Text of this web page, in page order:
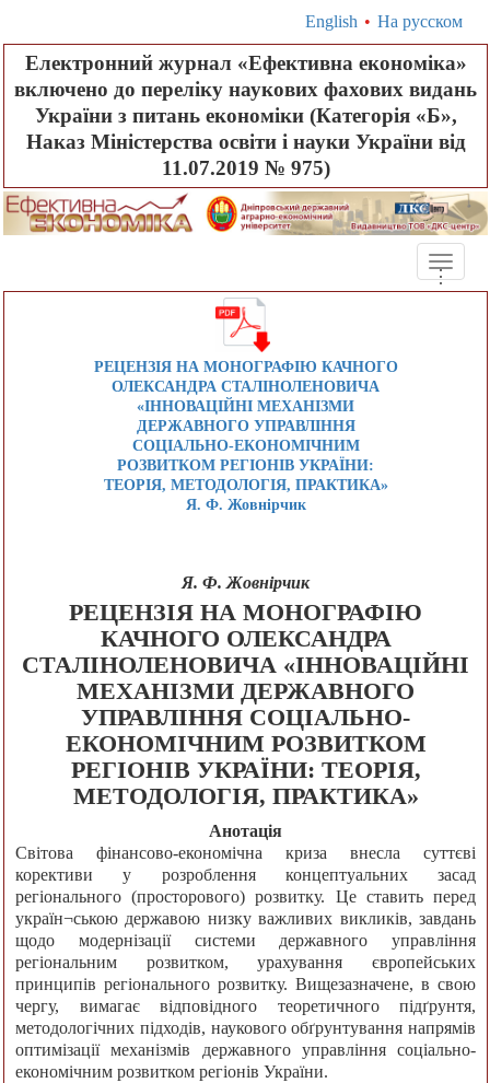
English • На русском
Електронний журнал «Ефективна економіка»
включено до переліку наукових фахових видань
України з питань економіки (Категорія «Б»,
Наказ Міністерства освіти і науки України від
11.07.2019 № 975)
Toggle
...
РЕЦЕНЗІЯ НА МОНОГРАФІЮ КАЧНОГО
ОЛЕКСАНДРА СТАЛІНОЛЕНОВИЧА
«ІННОВАЦІЙНІ МЕХАНІЗМИ
ДЕРЖАВНОГО УПРАВЛІННЯ
СОЦІАЛЬНО-ЕКОНОМІЧНИМ
РОЗВИТКОМ РЕГІОНІВ УКРАЇНИ:
ТЕОРІЯ, МЕТОДОЛОГІЯ, ПРАКТИКА»
Я. Ф. Жовнірчик
Я. Ф. Жовнірчик
РЕЦЕНЗІЯ НА МОНОГРАФІЮ
КАЧНОГО ОЛЕКСАНДРА
СТАЛІНОЛЕНОВИЧА «ІННОВАЦІЙНІ
МЕХАНІЗМИ ДЕРЖАВНОГО
УПРАВЛІННЯ СОЦІАЛЬНО-
ЕКОНОМІЧНИМ РОЗВИТКОМ
РЕГІОНІВ УКРАЇНИ: ТЕОРІЯ,
МЕТОДОЛОГІЯ, ПРАКТИКА»
Анотація
Світова фінансово-економічна криза внесла суттєві
корективи у розроблення концептуальних засад
регіонального (просторового) розвитку. Це ставить перед
україн¬ською державою низку важливих викликів, завдань
щодо модернізації системи державного управління
регіональним розвитком, урахування європейських
принципів регіонального розвитку. Вищезазначене, в свою
чергу, вимагає відповідного теоретичного підґрунтя,
методологічних підходів, наукового обґрунтування напрямів
оптимізації механізмів державного управління соціально-
економічним розвитком регіонів України.